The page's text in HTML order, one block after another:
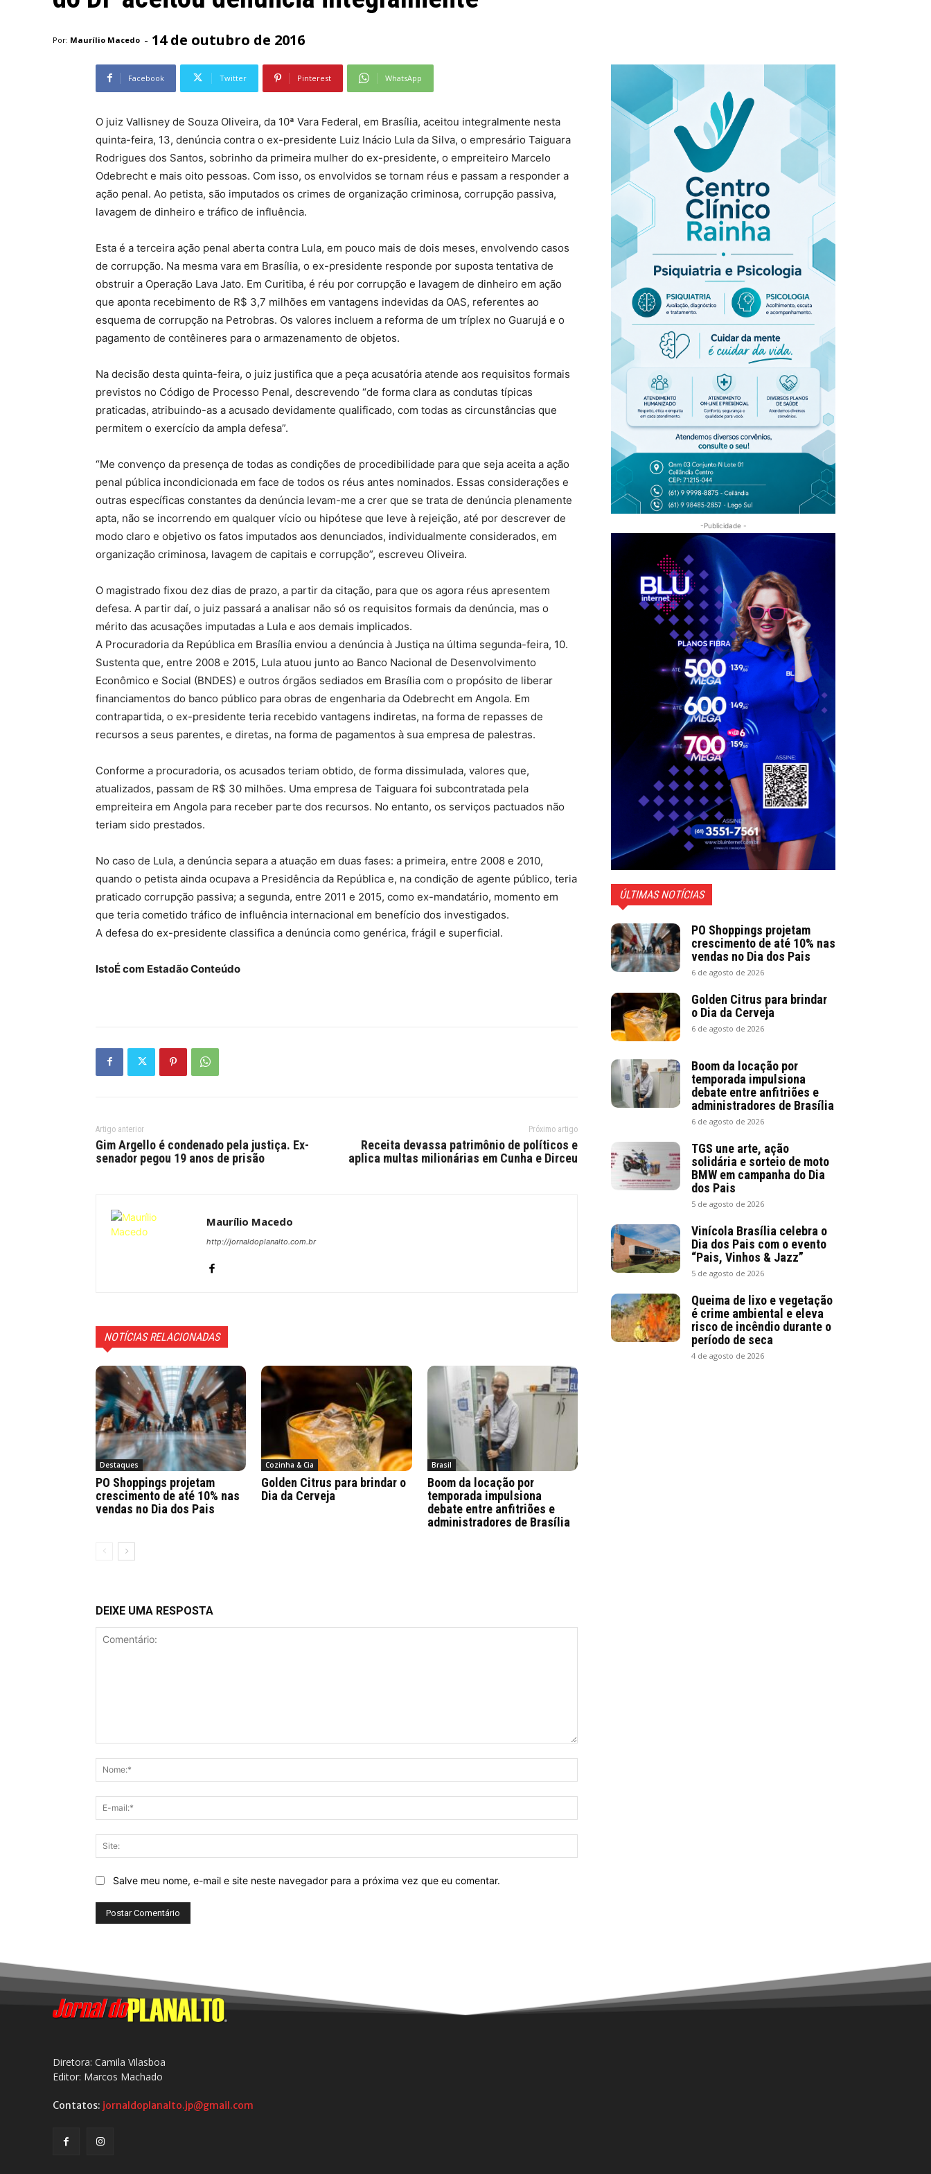
Por: Maurílio Macedo - 14 de outubro de 2016
Facebook Twitter Pinterest WhatsApp
O juiz Vallisney de Souza Oliveira, da 10ª Vara Federal, em Brasília, aceitou integralmente nesta
quinta-feira, 13, denúncia contra o ex-presidente Luiz Inácio Lula da Silva, o empresário Taiguara
Rodrigues dos Santos, sobrinho da primeira mulher do ex-presidente, o empreiteiro Marcelo
Odebrecht e mais oito pessoas. Com isso, os envolvidos se tornam réus e passam a responder a
ação penal. Ao petista, são imputados os crimes de organização criminosa, corrupção passiva,
lavagem de dinheiro e tráfico de influência.
Esta é a terceira ação penal aberta contra Lula, em pouco mais de dois meses, envolvendo casos
de corrupção. Na mesma vara em Brasília, o ex-presidente responde por suposta tentativa de
obstruir a Operação Lava Jato. Em Curitiba, é réu por corrupção e lavagem de dinheiro em ação
que aponta recebimento de R$ 3,7 milhões em vantagens indevidas da OAS, referentes ao
esquema de corrupção na Petrobras. Os valores incluem a reforma de um tríplex no Guarujá e o
pagamento de contêineres para o armazenamento de objetos.
Na decisão desta quinta-feira, o juiz justifica que a peça acusatória atende aos requisitos formais
previstos no Código de Processo Penal, descrevendo “de forma clara as condutas típicas
praticadas, atribuindo-as a acusado devidamente qualificado, com todas as circunstâncias que
permitem o exercício da ampla defesa”.
“Me convenço da presença de todas as condições de procedibilidade para que seja aceita a ação
penal pública incondicionada em face de todos os réus antes nominados. Essas considerações e
outras específicas constantes da denúncia levam-me a crer que se trata de denúncia plenamente
apta, não se incorrendo em qualquer vício ou hipótese que leve à rejeição, até por descrever de
modo claro e objetivo os fatos imputados aos denunciados, individualmente considerados, em
organização criminosa, lavagem de capitais e corrupção”, escreveu Oliveira.
O magistrado fixou dez dias de prazo, a partir da citação, para que os agora réus apresentem
defesa. A partir daí, o juiz passará a analisar não só os requisitos formais da denúncia, mas o
mérito das acusações imputadas a Lula e aos demais implicados.
A Procuradoria da República em Brasília enviou a denúncia à Justiça na última segunda-feira, 10.
Sustenta que, entre 2008 e 2015, Lula atuou junto ao Banco Nacional de Desenvolvimento
Econômico e Social (BNDES) e outros órgãos sediados em Brasília com o propósito de liberar
financiamentos do banco público para obras de engenharia da Odebrecht em Angola. Em
contrapartida, o ex-presidente teria recebido vantagens indiretas, na forma de repasses de
recursos a seus parentes, e diretas, na forma de pagamentos à sua empresa de palestras.
Conforme a procuradoria, os acusados teriam obtido, de forma dissimulada, valores que,
atualizados, passam de R$ 30 milhões. Uma empresa de Taiguara foi subcontratada pela
empreiteira em Angola para receber parte dos recursos. No entanto, os serviços pactuados não
teriam sido prestados.
No caso de Lula, a denúncia separa a atuação em duas fases: a primeira, entre 2008 e 2010,
quando o petista ainda ocupava a Presidência da República e, na condição de agente público, teria
praticado corrupção passiva; a segunda, entre 2011 e 2015, como ex-mandatário, momento em
que teria cometido tráfico de influência internacional em benefício dos investigados.
A defesa do ex-presidente classifica a denúncia como genérica, frágil e superficial.
IstoÉ com Estadão Conteúdo
Artigo anterior
Gim Argello é condenado pela justiça. Ex-
senador pegou 19 anos de prisão
Próximo artigo
Receita devassa patrimônio de políticos e
aplica multas milionárias em Cunha e Dirceu
Maurílio Macedo
http://jornaldoplanalto.com.br
NOTÍCIAS RELACIONADAS
Destaques
PO Shoppings projetam
crescimento de até 10% nas
vendas no Dia dos Pais
Cozinha & Cia
Golden Citrus para brindar o
Dia da Cerveja
Brasil
Boom da locação por
temporada impulsiona
debate entre anfitriões e
administradores de Brasília
DEIXE UMA RESPOSTA
mail:*
Salve meu nome, e-mail e site neste navegador para a próxima vez que eu comentar.
-Publicidade -
ÚLTIMAS NOTÍCIAS
PO Shoppings projetam
crescimento de até 10% nas
vendas no Dia dos Pais
6 de agosto de 2026
Golden Citrus para brindar
o Dia da Cerveja
6 de agosto de 2026
Boom da locação por
temporada impulsiona
debate entre anfitriões e
administradores de Brasília
6 de agosto de 2026
TGS une arte, ação
solidária e sorteio de moto
BMW em campanha do Dia
dos Pais
5 de agosto de 2026
Vinícola Brasília celebra o
Dia dos Pais com o evento
“Pais, Vinhos & Jazz”
5 de agosto de 2026
Queima de lixo e vegetação
é crime ambiental e eleva
risco de incêndio durante o
período de seca
4 de agosto de 2026
Diretora: Camila Vilasboa
Editor: Marcos Machado
Contatos: jornaldoplanalto.jp@gmail.com